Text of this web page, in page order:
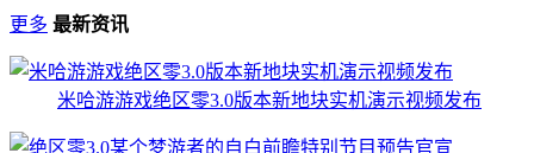
更多 最新资讯
米哈游游戏绝区零3.0版本新地块实机演示视频发布